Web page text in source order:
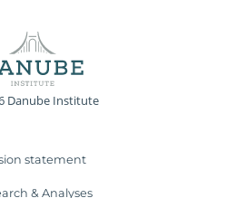
Danube Institute
statement
& Analyses